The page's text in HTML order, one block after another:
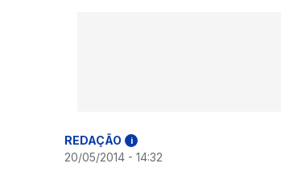
REDAÇÃO i
20/05/2014 - 14:32